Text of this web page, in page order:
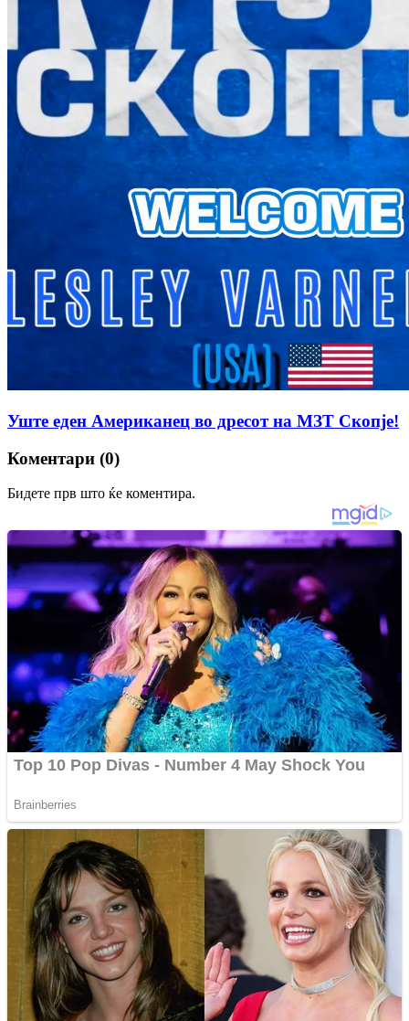
Уште еден Американец во дресот на МЗТ Скопје!
Коментари (0)
Бидете прв што ќе коментира.